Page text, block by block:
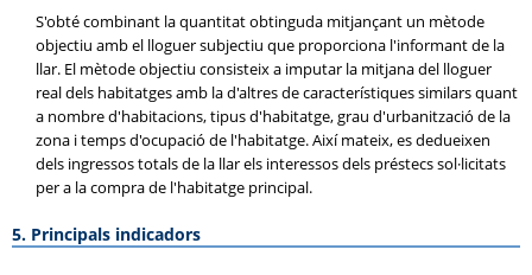
S'obté combinant la quantitat obtinguda mitjançant un mètode
objectiu amb el lloguer subjectiu que proporciona l'informant de la
llar. El mètode objectiu consisteix a imputar la mitjana del lloguer
real dels habitatges amb la d'altres de característiques similars quant
a nombre d'habitacions, tipus d'habitatge, grau d'urbanització de la
zona i temps d'ocupació de l'habitatge. Així mateix, es dedueixen
dels ingressos totals de la llar els interessos dels préstecs sol·licitats
per a la compra de l'habitatge principal.
5. Principals indicadors